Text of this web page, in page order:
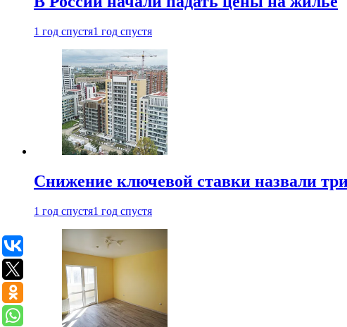
1 год спустя1 год спустя
Снижение ключевой ставки назвали
1 год спустя1 год спустя